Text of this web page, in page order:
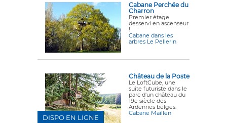
Cabane Perchée du
Charron
Premier étage
desservi en ascenseur
!
Cabane dans les
arbres Le Pellerin
Château de la Poste
Le LoftCube, une
suite futuriste dans le
parc d'un château du
19e siècle des
Ardennes belges.
Cabane Maillen
DISPO EN LIGNE